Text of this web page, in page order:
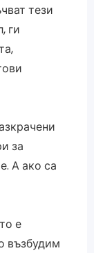
тези
ги
за
А ако са
е
възбудим